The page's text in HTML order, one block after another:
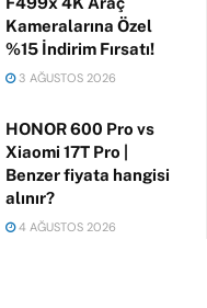
Kameralarına Özel
%15 İndirim Fırsatı!
3 AĞUSTOS 2026
HONOR 600 Pro vs
Xiaomi 17T Pro |
Benzer fiyata hangisi
alınır?
4 AĞUSTOS 2026